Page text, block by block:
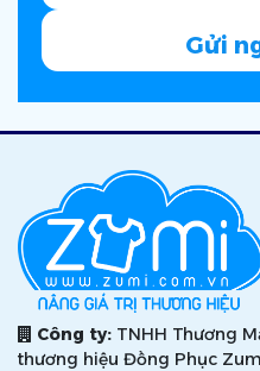
Gửi
Công ty: TNHH Thương
thương hiệu Đồng Phục